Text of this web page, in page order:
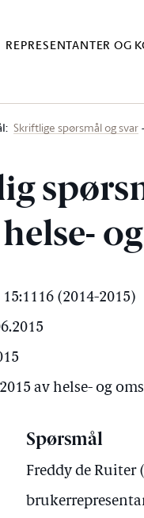
REPRESENTANTER OG
Skriftlige spørsmål og svar
(2014-2015)
av helse- og
Spørsmål
Freddy de Ruiter